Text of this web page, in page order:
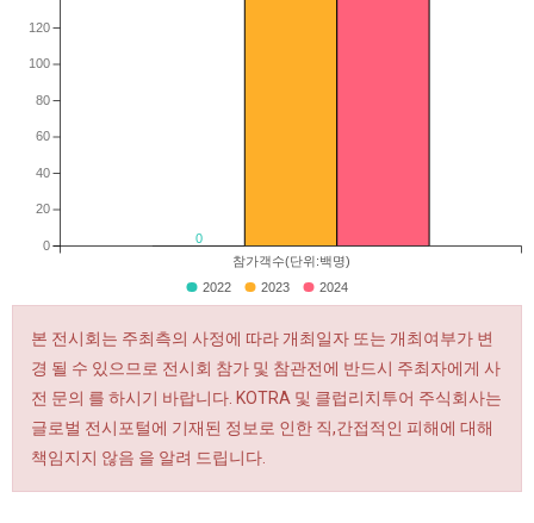
0
참가객수(단위:백명)
0
20
40
60
80
100
120
2022 2023 2024
본 전시회는 주최측의 사정에 따라 개최일자 또는 개최여부가 변
경 될 수 있으므로 전시회 참가 및 참관전에 반드시 주최자에게 사
전 문의 를 하시기 바랍니다. KOTRA 및 클럽리치투어 주식회사는
글로벌 전시포털에 기재된 정보로 인한 직,간접적인 피해에 대해
책임지지 않음 을 알려 드립니다.